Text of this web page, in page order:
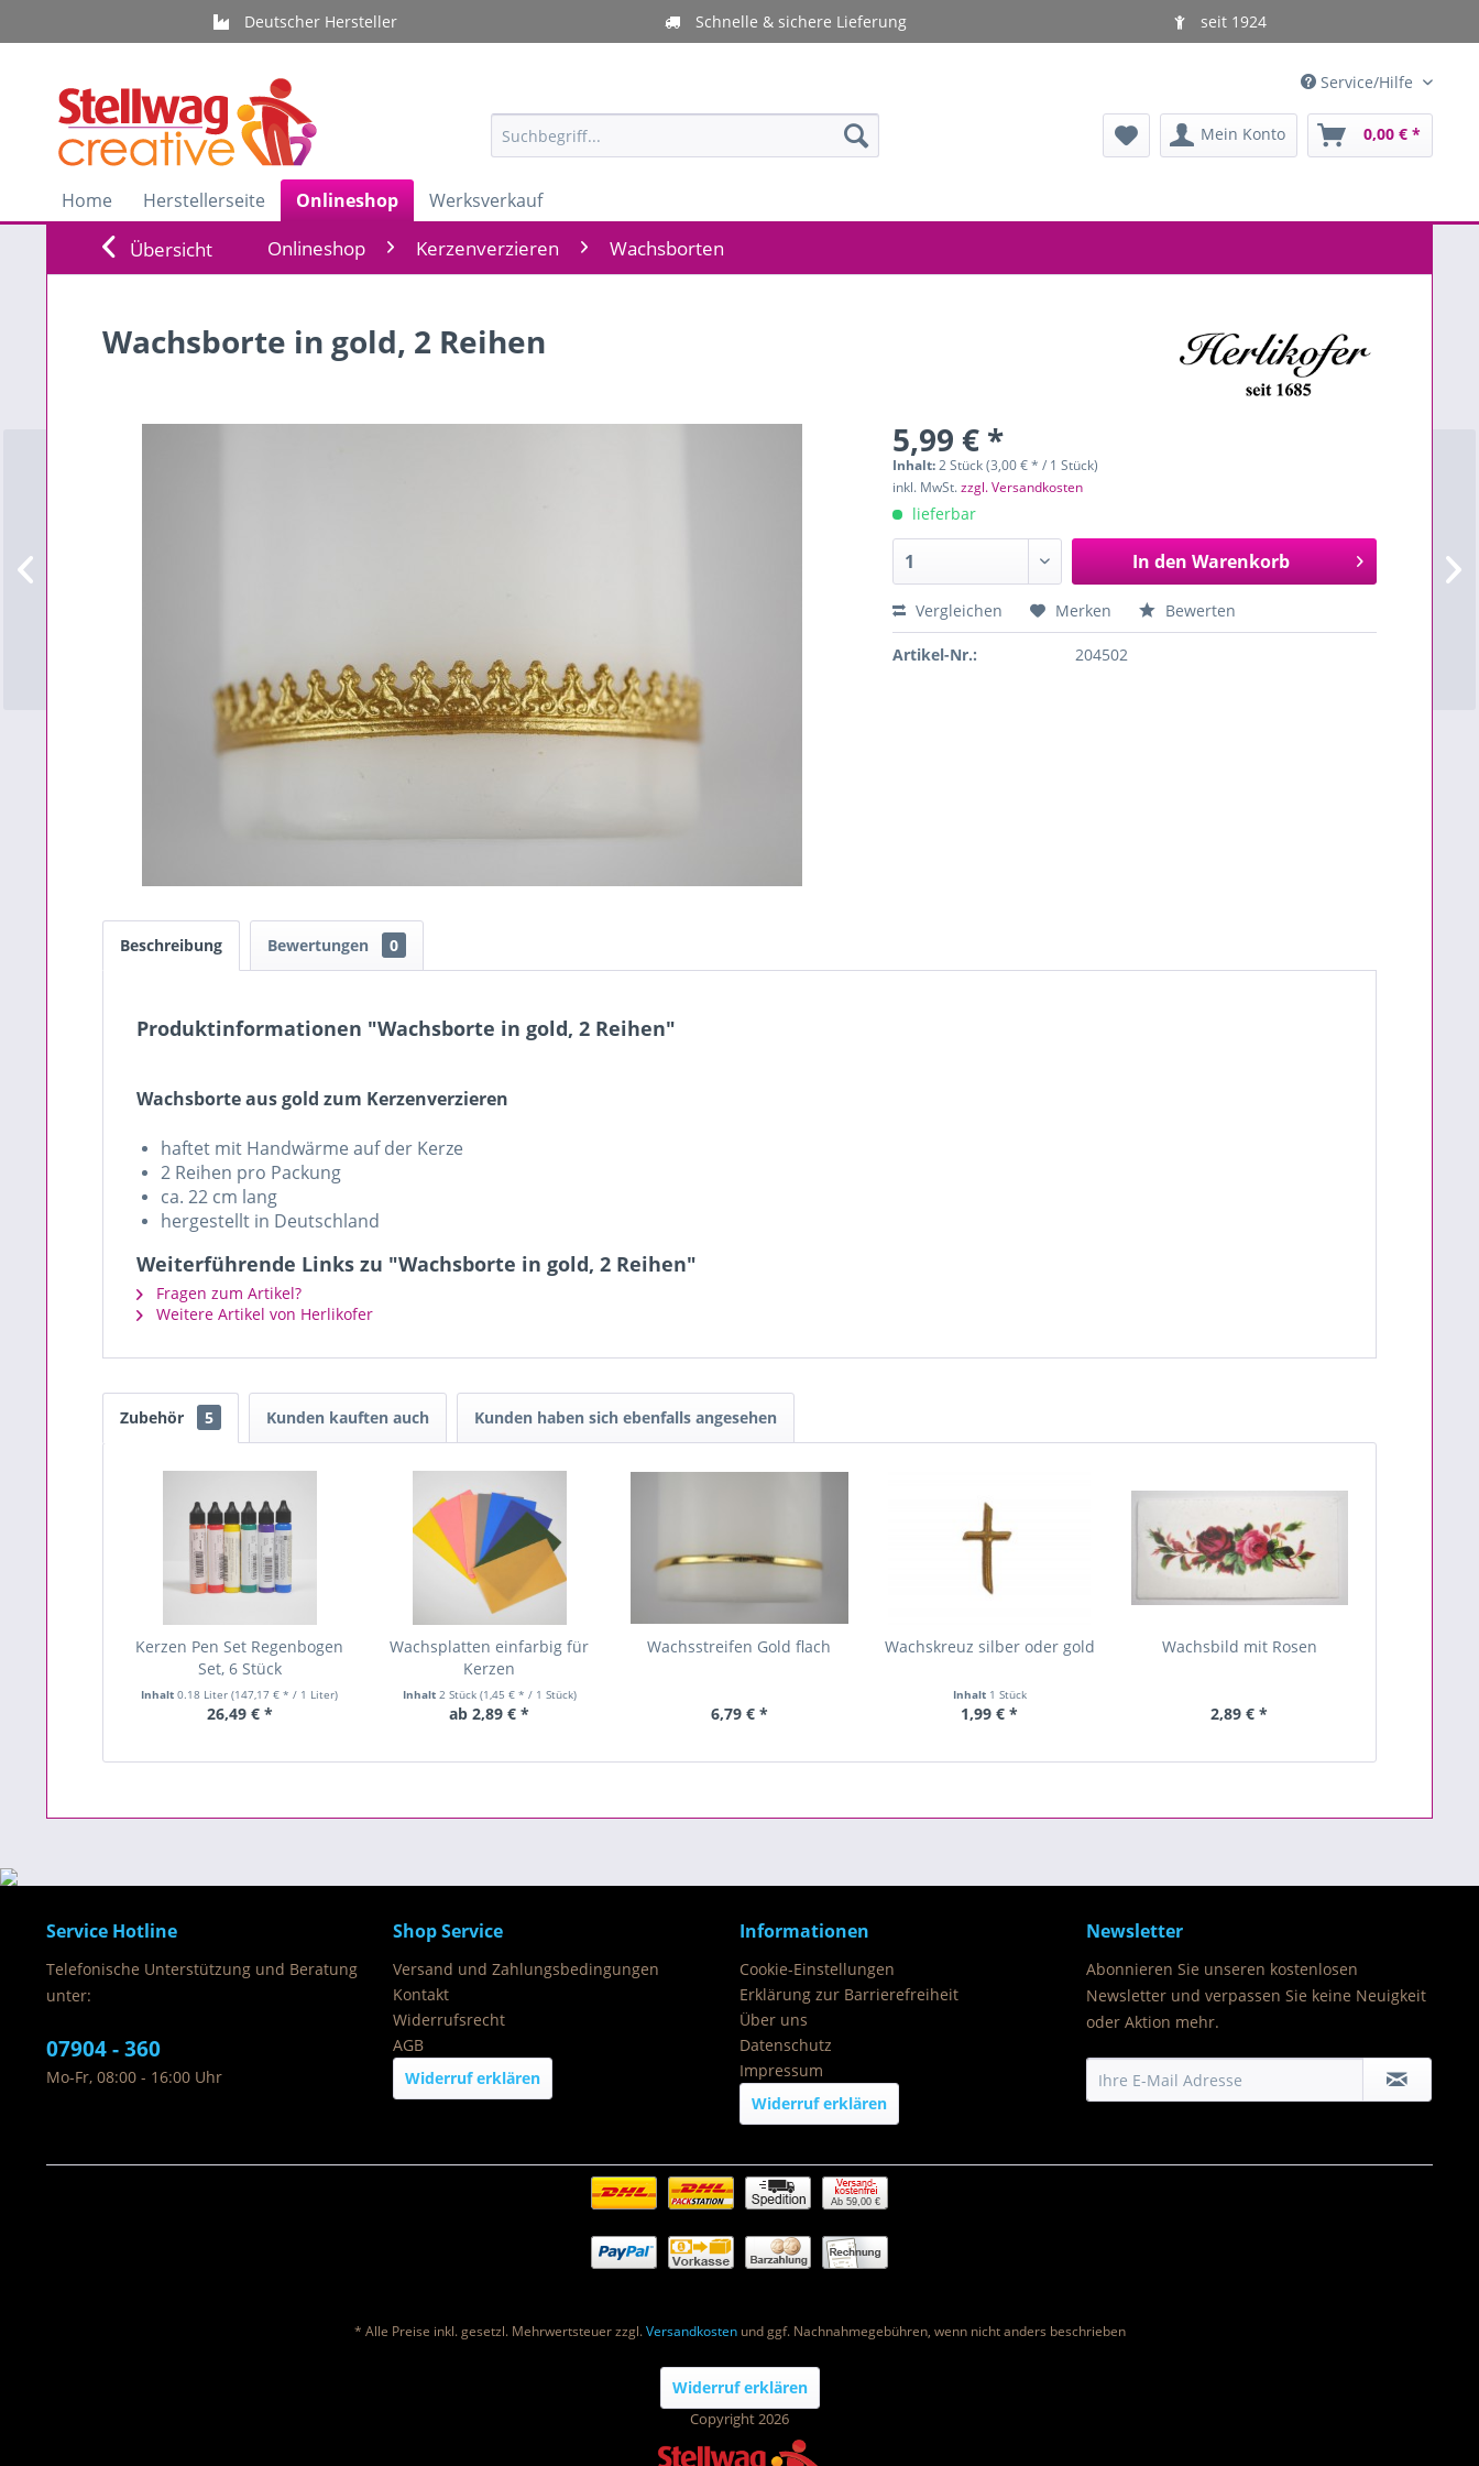
Deutscher Hersteller Schnelle & sichere Lieferung seit 1924
Service/Hilfe
Mein Konto 0,00 € *
Home Herstellerseite Onlineshop Werksverkauf
Übersicht Onlineshop Kerzenverzieren Wachsborten
Wachsborte in gold, 2 Reihen
5,99 € *
Inhalt:2 Stück (3,00 € * / 1 Stück)
inkl. MwSt.zzgl. Versandkosten
lieferbar
In den Warenkorb
Vergleichen Merken Bewerten
Artikel-Nr.: 204502
Beschreibung Bewertungen 0
Produktinformationen "Wachsborte in gold, 2 Reihen"
Wachsborte aus gold zum Kerzenverzieren
haftet mit Handwärme auf der Kerze
2 Reihen pro Packung
ca. 22 cm lang
hergestellt in Deutschland
Weiterführende Links zu "Wachsborte in gold, 2 Reihen"
Fragen zum Artikel?
Weitere Artikel von Herlikofer
Zubehör 5 Kunden kauften auch Kunden haben sich ebenfalls angesehen
Kerzen Pen Set Regenbogen
Set, 6 Stück
Inhalt0.18 Liter(147,17 € * / 1 Liter)
26,49 € *
Wachsplatten einfarbig für
Kerzen
Inhalt 2 Stück (1,45 € * / 1 Stück)
ab 2,89 € *
Wachsstreifen Gold flach
6,79 € *
Wachskreuz silber oder gold
Inhalt 1 Stück
1,99 € *
Wachsbild mit Rosen
2,89 € *
Service Hotline
Telefonische Unterstützung und Beratung
unter:
07904 - 360
Mo-Fr, 08:00 - 16:00 Uhr
Shop Service
Versand und Zahlungsbedingungen
Kontakt
Widerrufsrecht
AGB
Widerruf erklären
Informationen
Cookie-Einstellungen
Erklärung zur Barrierefreiheit
Über uns
Datenschutz
Impressum
Widerruf erklären
Newsletter
Abonnieren Sie unseren kostenlosen
Newsletter und verpassen Sie keine Neuigkeit
oder Aktion mehr.
Ab 59,00 €
* Alle Preise inkl. gesetzl. Mehrwertsteuer zzgl.Versandkostenund ggf. Nachnahmegebühren, wenn nicht anders beschrieben
Widerruf erklären
Copyright 2026